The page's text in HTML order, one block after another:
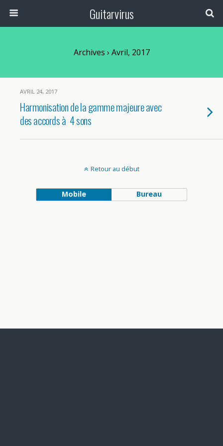
Guitarvirus
Archives › Avril, 2017
AVRIL 24, 2017
Harmonisation de la gamme majeure avec
des accords à 4 sons
Retour au début
Mobile Bureau